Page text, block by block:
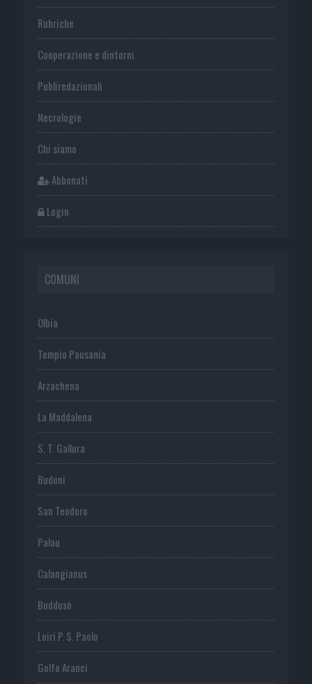
Rubriche
Cooperazione e dintorni
Publiredazionali
Necrologie
Chi siamo
Abbonati
Login
COMUNI
Olbia
Tempio Pausania
Arzachena
La Maddalena
S. T. Gallura
Budoni
San Teodoro
Palau
Calangianus
Buddusò
Loiri P. S. Paolo
Golfo Aranci